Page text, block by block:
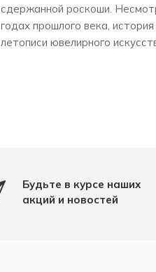
сдержанной роскоши.
годах прошлого века,
летописи ювелирного
Будьте в курсе наших
акций и новостей